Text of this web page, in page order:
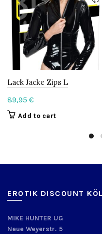
Lack Jacke Zips L
89,95 €
Add to cart
EROTIK DISCOUNT
MIKE HUNTER UG
Neue Weyerstr. 5